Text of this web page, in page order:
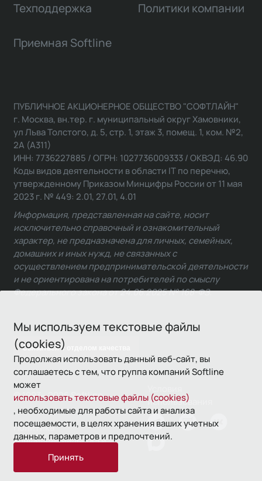
Мы используем текстовые файлы
(cookies)
Продолжая использовать данный веб-сайт, вы
соглашаетесь с тем, что группа компаний Softline
может
использовать текстовые файлы (cookies)
, необходимые для работы сайта и анализа
посещаемости, в целях хранения ваших учетных
данных, параметров и предпочтений.
Принять
Техподдержка Политики компании
Приемная Softline
Связаться с отделом качества
ПУБЛИЧНОЕ АКЦИОНЕРНОЕ ОБЩЕСТВО "СОФТЛАЙН"
г. Москва, вн.тер. г. муниципальный округ Хамовники,
ул Льва Толстого, д. 5, стр. 1, этаж 3, помещ. 1, ком. №2,
2А (А311)
ИНН: 7736227885 / ОГРН: 1027736009333 / ОКВЭД: 46.90
Коды видов деятельности в области IT по перечню,
утвержденному Приказом Минцифры России от 11 мая
2023 г. № 449: 2.01, 27.01, 4.01
Информация, представленная на сайте, носит
исключительно справочный и ознакомительный
характер, не предназначена для личных, семейных,
домашних и иных нужд, не связанных с
осуществлением предпринимательской деятельности
и не ориентирована на потребителей по смыслу
Федерального закона от 24.06.2025 № 168-ФЗ.
© 1993—2026 Softline
использования
Политика
конфиденциальности